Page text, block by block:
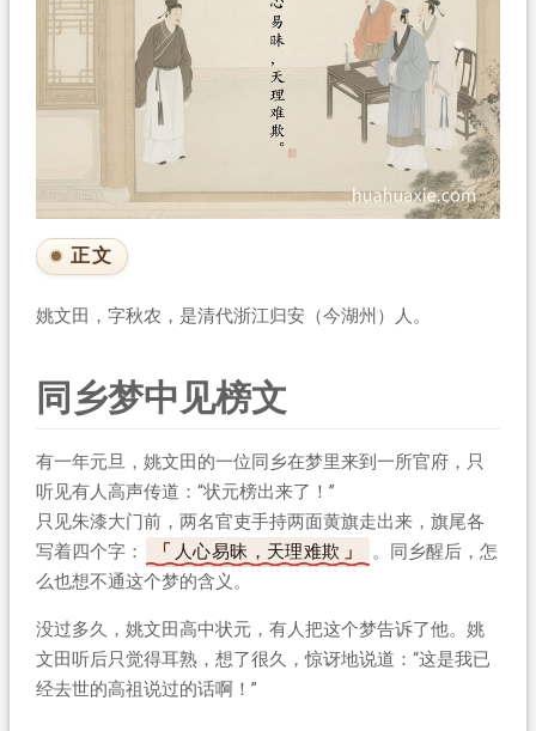
正文
姚文田，字秋农，是清代浙江归安（今湖州）人。
同乡梦中见榜文
有一年元旦，姚文田的一位同乡在梦里来到一所官府，只
听见有人高声传道：“状元榜出来了！”
只见朱漆大门前，两名官吏手持两面黄旗走出来，旗尾各
写着四个字：
人心易昧，天理难欺
。同乡醒后，怎
么也想不通这个梦的含义。
没过多久，姚文田高中状元，有人把这个梦告诉了他。姚
文田听后只觉得耳熟，想了很久，惊讶地说道：“这是我已
经去世的高祖说过的话啊！”